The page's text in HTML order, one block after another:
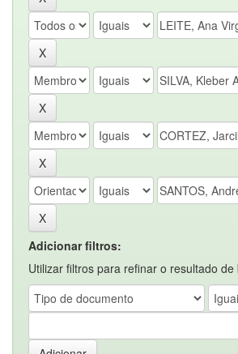
Adicionar filtros:
Utilizar filtros para refinar o resultado de